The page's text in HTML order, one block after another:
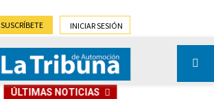
SUSCRÍBETE INICIAR SESIÓN
ÚLTIMAS NOTICIAS